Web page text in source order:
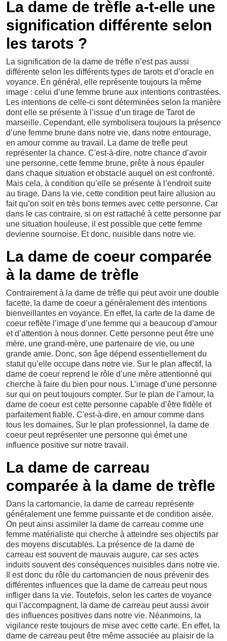
La dame de trèfle a-t-elle une
signification différente selon
les tarots ?
La signification de la dame de trèfle n’est pas aussi
différente selon les différents types de tarots et d’oracle en
voyance. En général, elle représente toujours la même
image : celui d’une femme brune aux intentions contrastées.
Les intentions de celle-ci sont déterminées selon la manière
dont elle se présente à l’issue d’un tirage de Tarot de
marseille. Cependant, elle symbolisera toujours la présence
d’une femme brune dans notre vie, dans notre entourage,
en amour comme au travail. La dame de trefle peut
représenter la chance. C'est-à-dire, notre chance d’avoir
une personne, cette femme brune, prête à nous épauler
dans chaque situation et obstacle auquel on est confronté.
Mais cela, à condition qu’elle se présente à l’endroit suite
au tirage. Dans la vie, cette condition peut faire allusion au
fait qu’on soit en très bons termes avec cette personne. Car
dans le cas contraire, si on est rattaché à cette personne par
une situation houleuse, il est possible que cette femme
devienne sournoise. Et donc, nuisible dans notre vie.
La dame de coeur comparée
à la dame de trèfle
Contrairement à la dame de trèfle qui peut avoir une double
facette, la dame de coeur a généralement des intentions
bienveillantes en voyance. En effet, la carte de la dame de
coeur reflète l’image d’une femme qui a beaucoup d’amour
et d’attention à nous donner. Cette personne peut être une
mère, une grand-mère, une partenaire de vie, ou une
grande amie. Donc, son âge dépend essentiellement du
statut qu’elle occupe dans notre vie. Sur le plan affectif, la
dame de coeur reprend le rôle d’une mère attentionné qui
cherche à faire du bien pour nous. L’image d’une personne
sur qui on peut toujours compter. Sur le plan de l’amour, la
dame de coeur est cette personne capable d’être fidèle et
parfaitement fiable. C'est-à-dire, en amour comme dans
tous les domaines. Sur le plan professionnel, la dame de
coeur peut représenter une personne qui émet une
influence positive sur notre travail.
La dame de carreau
comparée à la dame de trèfle
Dans la cartomancie, la dame de carreau représente
généralement une femme puissante et de condition aisée.
On peut ainsi assimiler la dame de carreau comme une
femme matérialiste qui cherche à atteindre ses objectifs par
des moyens discutables. La présence de la dame de
carreau est souvent de mauvais augure, car ses actes
induits souvent des conséquences nuisibles dans notre vie.
Il est donc du rôle du cartomancien de nous prévenir des
différentes influences que la dame de carreau peut nous
infliger dans la vie. Toutefois, selon les cartes de voyance
qui l’accompagnent, la dame de carreau peut aussi avoir
des influences positives dans notre vie. Néanmoins, la
vigilance reste toujours de mise avec cette carte. En effet, la
dame de carreau peut être même associée au plaisir de la